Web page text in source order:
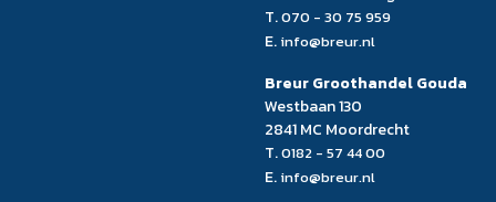
T.070 - 30 75 959
E. info@breur.nl
Breur Groothandel Gouda
Westbaan 130
2841 MC Moordrecht
T.0182 - 57 44 00
E. info@breur.nl